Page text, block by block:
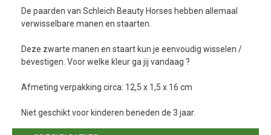
De paarden van Schleich Beauty Horses hebben allemaal
verwisselbare manen en staarten.
Deze zwarte manen en staart kun je eenvoudig wisselen /
bevestigen. Voor welke kleur ga jij vandaag ?
Afmeting verpakking circa: 12,5 x 1,5 x 16 cm
Niet geschikt voor kinderen beneden de 3 jaar.